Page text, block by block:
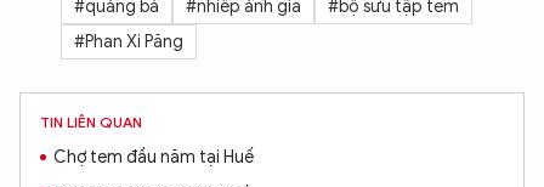
#quảng bá
#nhiếp ảnh gia
#bộ sưu tập tem
#Phan Xi Păng
TIN LIÊN QUAN
Chợ tem đầu năm tại Huế